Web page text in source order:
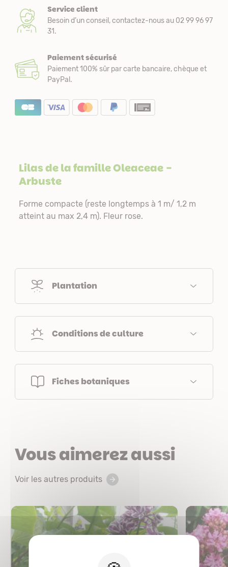
Service client
Besoin d’un conseil, contactez-nous au 02 99 96 97
31.
Paiement sécurisé
Paiement 100% sûr par carte bancaire, chèque et
PayPal.
Lilas de la familleOleaceae-
Arbuste
Forme compacte (reste longtemps à 1 m/ 1,2 m
atteint au max 2,4 m). Fleur rose.
Plantation
Conditions de culture
Fiches botaniques
Vous aimerez aussi
Voir les autres produits